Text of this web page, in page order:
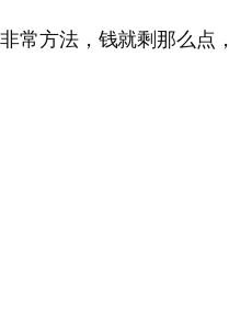
常方法，钱就剩那么点